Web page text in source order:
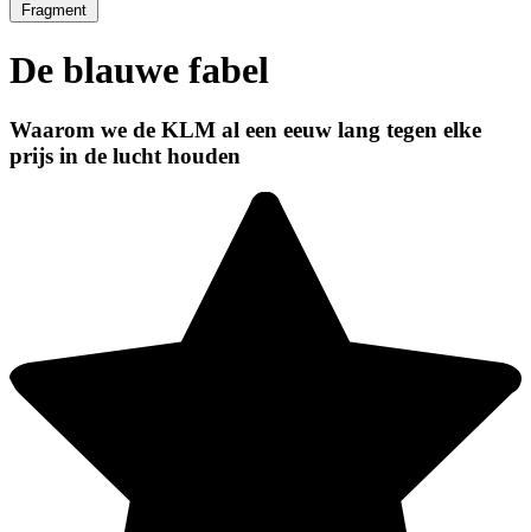
Fragment
De blauwe fabel
Waarom we de KLM al een eeuw lang tegen elke
prijs in de lucht houden